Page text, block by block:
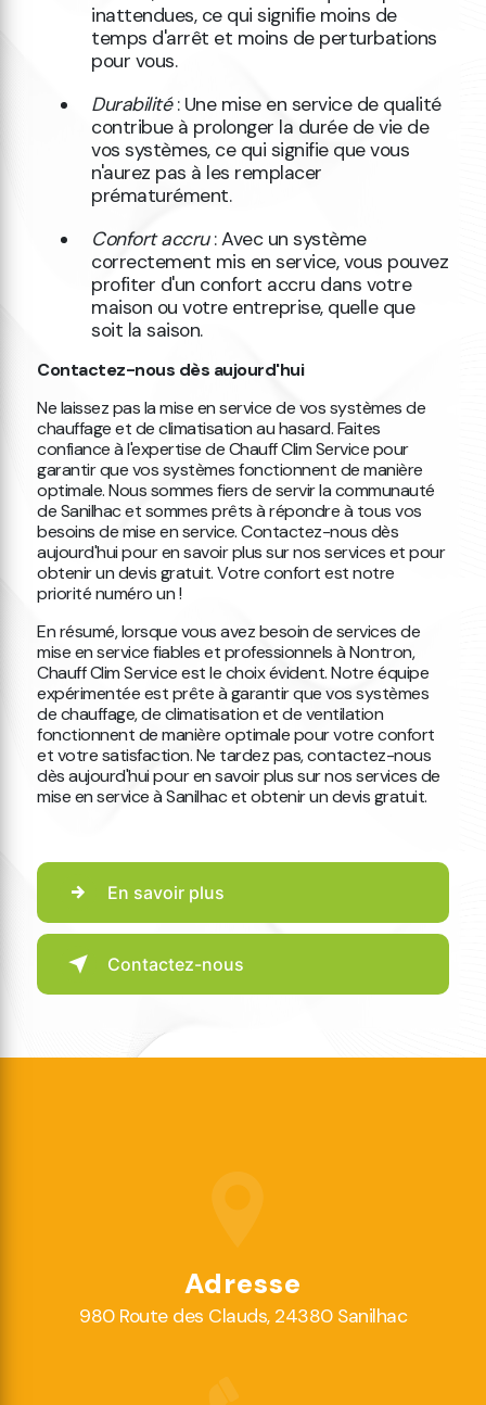
inattendues, ce qui signifie moins de
temps d'arrêt et moins de perturbations
pour vous.
Durabilité: Une mise en service de qualité
contribue à prolonger la durée de vie de
vos systèmes, ce qui signifie que vous
n'aurez pas à les remplacer
prématurément.
Confort accru: Avec un système
correctement mis en service, vous pouvez
profiter d'un confort accru dans votre
maison ou votre entreprise, quelle que
soit la saison.
Contactez-nous dès aujourd'hui
Ne laissez pas la mise en service de vos systèmes de
chauffage et de climatisation au hasard. Faites
confiance à l'expertise de Chauff Clim Service pour
garantir que vos systèmes fonctionnent de manière
optimale. Nous sommes fiers de servir la communauté
de Sanilhac et sommes prêts à répondre à tous vos
besoins de mise en service. Contactez-nous dès
aujourd'hui pour en savoir plus sur nos services et pour
obtenir un devis gratuit. Votre confort est notre
priorité numéro un !
En résumé, lorsque vous avez besoin de services de
mise en service fiables et professionnels à Nontron,
Chauff Clim Service est le choix évident. Notre équipe
expérimentée est prête à garantir que vos systèmes
de chauffage, de climatisation et de ventilation
fonctionnent de manière optimale pour votre confort
et votre satisfaction. Ne tardez pas, contactez-nous
dès aujourd'hui pour en savoir plus sur nos services de
mise en service à Sanilhac et obtenir un devis gratuit.
En savoir plus
Contactez-nous
Adresse
980 Route des Clauds, 24380 Sanilhac